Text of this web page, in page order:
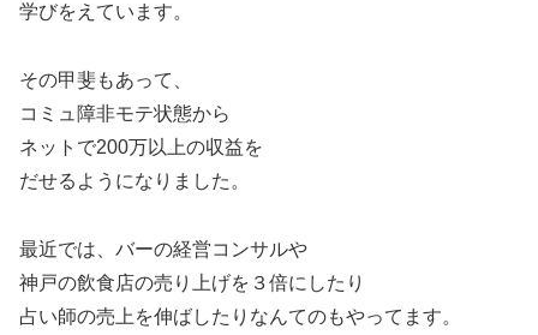
学びをえています。
その甲斐もあって、
コミュ障非モテ状態から
ネットで200万以上の収益を
だせるようになりました。
最近では、バーの経営コンサルや
神戸の飲食店の売り上げを３倍にしたり
占い師の売上を伸ばしたりなんてのもやってます。